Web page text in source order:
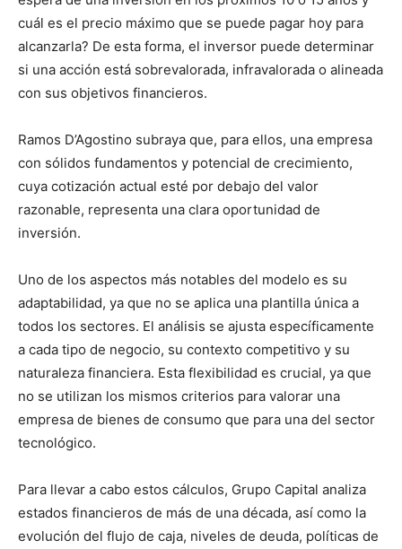
cuál es el precio máximo que se puede pagar hoy para
alcanzarla? De esta forma, el inversor puede determinar
si una acción está sobrevalorada, infravalorada o alineada
con sus objetivos financieros.
Ramos D’Agostino subraya que, para ellos, una empresa
con sólidos fundamentos y potencial de crecimiento,
cuya cotización actual esté por debajo del valor
razonable, representa una clara oportunidad de
inversión.
Uno de los aspectos más notables del modelo es su
adaptabilidad, ya que no se aplica una plantilla única a
todos los sectores. El análisis se ajusta específicamente
a cada tipo de negocio, su contexto competitivo y su
naturaleza financiera. Esta flexibilidad es crucial, ya que
no se utilizan los mismos criterios para valorar una
empresa de bienes de consumo que para una del sector
tecnológico.
Para llevar a cabo estos cálculos, Grupo Capital analiza
estados financieros de más de una década, así como la
evolución del flujo de caja, niveles de deuda, políticas de